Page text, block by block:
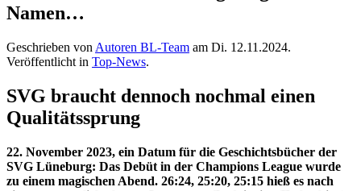
Namen…
Geschrieben von Autoren BL-Team am Di. 12.11.2024.
Veröffentlicht in Top-News.
SVG braucht dennoch nochmal einen
Qualitätssprung
22. November 2023, ein Datum für die Geschichtsbücher der
SVG Lüneburg: Das Debüt in der Champions League wurde
zu einem magischen Abend. 26:24, 25:20, 25:15 hieß es nach